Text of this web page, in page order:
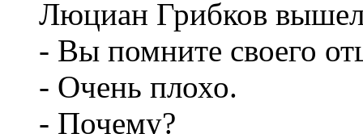
Люциан Грибков
- Вы помните своего
- Очень плохо.
- Почему?